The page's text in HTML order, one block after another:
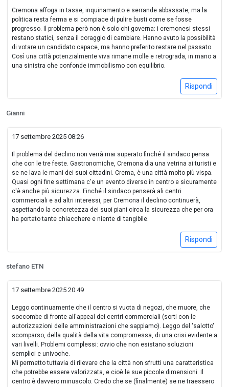
Cremona affoga in tasse, inquinamento e serrande abbassate, ma la
politica resta ferma e si compiace di pulire busti come se fosse
progresso. Il problema però non è solo chi governa: i cremonesi stessi
restano statici, senza il coraggio di cambiare. Hanno avuto la possibilità
di votare un candidato capace, ma hanno preferito restare nel passato.
Così una città potenzialmente viva rimane molle e retrograda, in mano a
una sinistra che confonde immobilismo con equilibrio.
Rispondi
Gianni
17 settembre 2025 08:26
Il problema del declino non verrà mai superato finché il sindaco pensa
che con le tre feste. Gastronomiche, Cremona dia una vetrina ai turisti e
se ne lava le mani dei suoi cittadini. Crema, è una città molto più vispa.
Quasi ogni fine settimana c'e un evento diverso in centro e sicuramente
c'è anche più sicurezza. Finché il sindaco penserà ali centri
commerciali e ad altri interessi, per Cremona il declino continuerà,
aspettando la concretezza dei suoi piani circa la sicurezza che per ora
ha portato tante chiacchere e niente di tangibile.
Rispondi
stefano ETN
17 settembre 2025 20:49
Leggo continuamente che il centro si vuota di negozi, che muore, che
soccombe di fronte all'appeal dei centri commerciali (sorti con le
autorizzazioni delle amministrazioni che sappiamo). Leggo del 'salotto'
scomparso, della qualità della vita compromessa, di una crisi evidente a
vari livelli. Problemi complessi: ovvio che non esistano soluzioni
semplici e univoche.
Mi permetto tuttavia di rilevare che la città non sfrutti una caratteristica
che potrebbe essere valorizzata, e cioè le sue piccole dimensioni. Il
centro è davvero minuscolo. Credo che se (finalmente) se ne traessero